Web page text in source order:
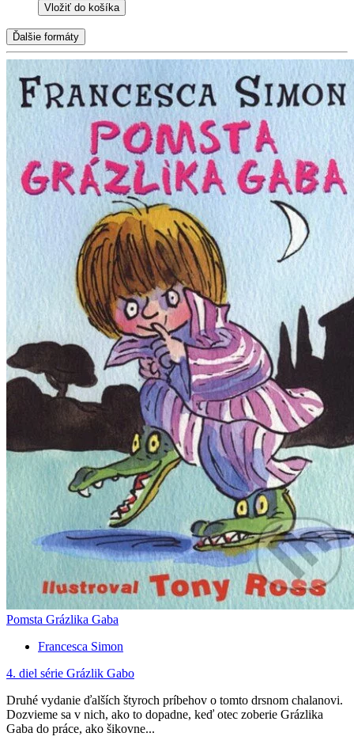
Vložiť do košíka
Ďalšie formáty
Pomsta Grázlika Gaba
Francesca Simon
4. diel série Grázlik Gabo
Druhé vydanie ďalších štyroch príbehov o tomto drsnom chalanovi.
Dozvieme sa v nich, ako to dopadne, keď otec zoberie Grázlika
Gaba do práce, ako šikovne...